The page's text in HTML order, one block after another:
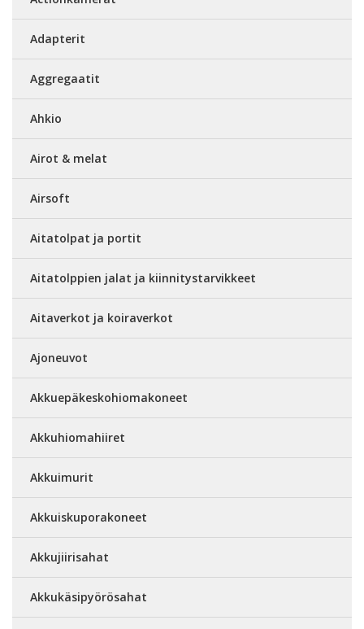
Adapterit
Aggregaatit
Ahkio
Airot & melat
Airsoft
Aitatolpat ja portit
Aitatolppien jalat ja kiinnitystarvikkeet
Aitaverkot ja koiraverkot
Ajoneuvot
Akkuepäkeskohiomakoneet
Akkuhiomahiiret
Akkuimurit
Akkuiskuporakoneet
Akkujiirisahat
Akkukäsipyörösahat